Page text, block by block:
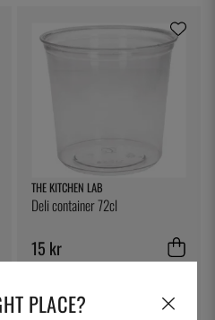
THE KITCHEN LAB
Deli container 72cl
15 kr
PLACE?